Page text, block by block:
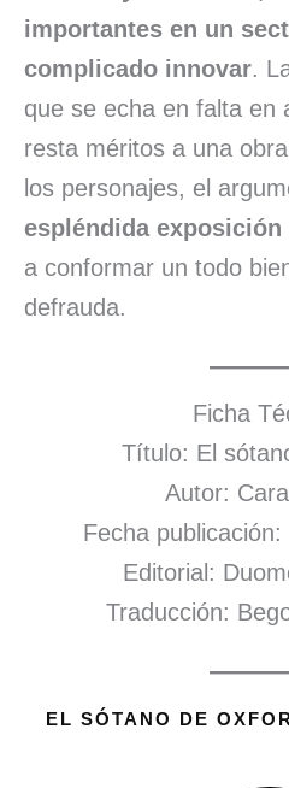
importantes en un
complicado innovar.
que se echa en falta en
resta méritos a una
los personajes, el
espléndida exposición
a conformar un todo
defrauda.
Ficha
Título: El
Autor:
Fecha
Editorial:
Traducción:
EL SÓTANO DE